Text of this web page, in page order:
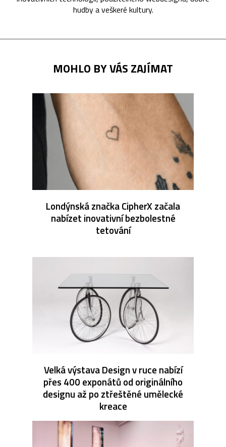
hudby a veškeré kultury.
MOHLO BY VÁS ZAJÍMAT
Londýnská značka CipherX začala
nabízet inovativní bezbolestné
tetování
Velká výstava Design v ruce nabízí
přes 400 exponátů od originálního
designu až po ztřeštěné umělecké
kreace